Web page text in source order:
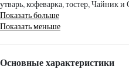
утварь, кофеварка, тостер, Чайник
Показать больше
Показать меньше
Основные характеристики